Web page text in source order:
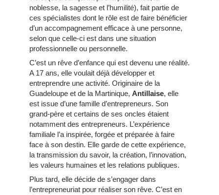
noblesse, la sagesse et l’humilité), fait partie de
ces spécialistes dont le rôle est de faire bénéficier
d’un accompagnement efficace à une personne,
selon que celle-ci est dans une situation
professionnelle ou personnelle.
C’est un rêve d’enfance qui est devenu une réalité.
A 17 ans, elle voulait déjà développer et
entreprendre une activité. Originaire de la
Guadeloupe et de la Martinique, Antillaise, elle
est issue d’une famille d’entrepreneurs. Son
grand-père et certains de ses oncles étaient
notamment des entrepreneurs. L’expérience
familiale l’a inspirée, forgée et préparée à faire
face à son destin. Elle garde de cette expérience,
la transmission du savoir, la création, l’innovation,
les valeurs humaines et les relations publiques.
Plus tard, elle décide de s’engager dans
l’entrepreneuriat pour réaliser son rêve. C’est en